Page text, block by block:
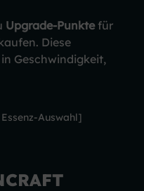
Upgrade-Punktefür
Diese
in Geschwindigkeit,
Auswahl]